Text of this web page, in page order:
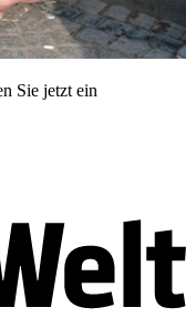
Sie jetzt ein